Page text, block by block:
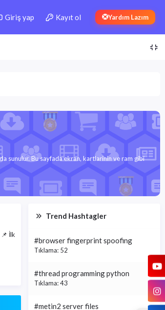
Giriş yap Kayıt ol Yardım Lazım
sunulur. Bu sayfada ekran, kartlarinin ve ram gibi
İlk
Trend Hashtagler
#browser fingerprint spoofing
Tıklama: 52
#thread programming python
Tıklama: 43
#metin2 server files